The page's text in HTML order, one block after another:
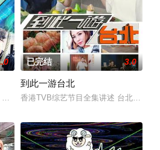
名的異鄉人
，可以「舌尖解乡愁」。居港的外籍人士
二位藝人分別遊歷五個國家，感受不一樣
已完结 3.0
到此一游台北
香港TVB综艺节目全集讲述 台北是港